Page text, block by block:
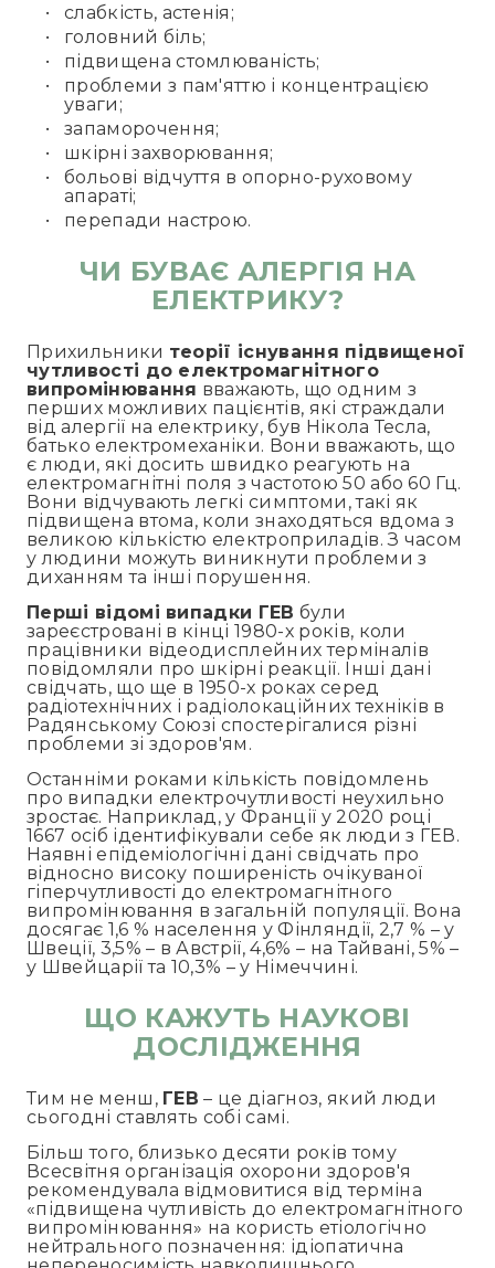
слабкість, астенія;
головний біль;
підвищена стомлюваність;
проблеми з пам'яттю і концентрацією
уваги;
запаморочення;
шкірні захворювання;
больові відчуття в опорно-руховому
апараті;
перепади настрою.
ЧИ БУВАЄ АЛЕРГІЯ НА
ЕЛЕКТРИКУ?
Прихильники теорії існування підвищеної
чутливості до електромагнітного
випромінювання вважають, що одним з
перших можливих пацієнтів, які страждали
від алергії на електрику, був Нікола Тесла,
батько електромеханіки. Вони вважають, що
є люди, які досить швидко реагують на
електромагнітні поля з частотою 50 або 60 Гц.
Вони відчувають легкі симптоми, такі як
підвищена втома, коли знаходяться вдома з
великою кількістю електроприладів. З часом
у людини можуть виникнути проблеми з
диханням та інші порушення.
Перші відомі випадки ГЕВ були
зареєстровані в кінці 1980-х років, коли
працівники відеодисплейних терміналів
повідомляли про шкірні реакції. Інші дані
свідчать, що ще в 1950-х роках серед
радіотехнічних і радіолокаційних техніків в
Радянському Союзі спостерігалися різні
проблеми зі здоров'ям.
Останніми роками кількість повідомлень
про випадки електрочутливості неухильно
зростає. Наприклад, у Франції у 2020 році
1667 осіб ідентифікували себе як люди з ГЕВ.
Наявні епідеміологічні дані свідчать про
відносно високу поширеність очікуваної
гіперчутливості до електромагнітного
випромінювання в загальній популяції. Вона
досягає 1,6 % населення у Фінляндії, 2,7 % – у
Швеції, 3,5% – в Австрії, 4,6% – на Тайвані, 5% –
у Швейцарії та 10,3% – у Німеччині.
ЩО КАЖУТЬ НАУКОВІ
ДОСЛІДЖЕННЯ
Тим не менш, ГЕВ – це діагноз, який люди
сьогодні ставлять собі самі.
Більш того, близько десяти років тому
Всесвітня організація охорони здоров'я
рекомендувала відмовитися від терміна
«підвищена чутливість до електромагнітного
випромінювання» на користь етіологічно
нейтрального позначення: ідіопатична